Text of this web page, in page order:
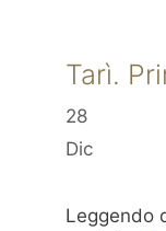
Tarì.
28
Dic
Leggendo